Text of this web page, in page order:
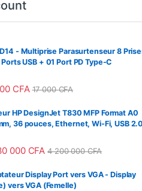
- Multiprise Parasurtenseur 8
USB + 01 Port PD Type-C
CFA 17 000CFA
HP DesignJet T830 MFP Format A0
36 pouces, Ethernet, Wi-Fi, USB 2.0
000 CFA 4 200 000CFA
Display Port vers VGA - Display
vers VGA (Femelle)